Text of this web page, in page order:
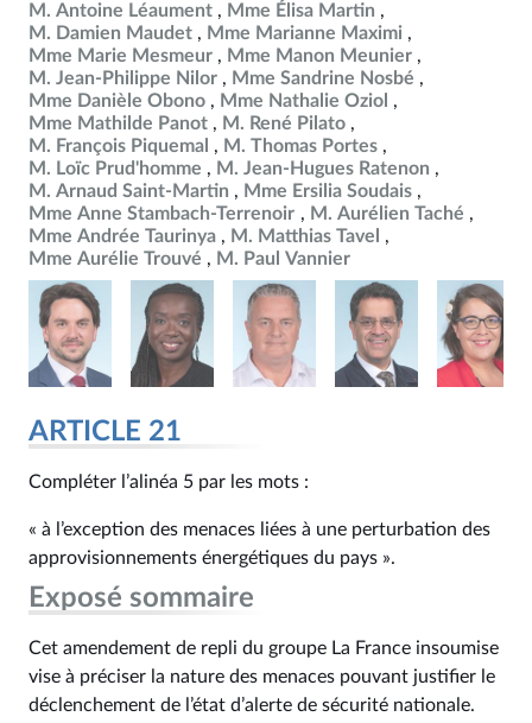
M. Antoine Léaument
Mme Élisa Martin
M. Damien Maudet
Mme Marianne Maximi
Mme Marie Mesmeur
Mme Manon Meunier
M. Jean-Philippe Nilor
Mme Sandrine Nosbé
Mme Danièle Obono
Mme Nathalie Oziol
Mme Mathilde Panot
M. René Pilato
M. François Piquemal
M. Thomas Portes
M. Loïc Prud'homme
M. Jean-Hugues Ratenon
M. Arnaud Saint-Martin
Mme Ersilia Soudais
Mme Anne Stambach-Terrenoir
M. Aurélien Taché
Mme Andrée Taurinya
M. Matthias Tavel
Mme Aurélie Trouvé
M. Paul Vannier
ARTICLE 21
Compléter l’alinéa 5 par les mots :
« à l’exception des menaces liées à une perturbation des
approvisionnements énergétiques du pays ».
Exposé sommaire
Cet amendement de repli du groupe La France insoumise
vise à préciser la nature des menaces pouvant justifier le
déclenchement de l’état d’alerte de sécurité nationale.